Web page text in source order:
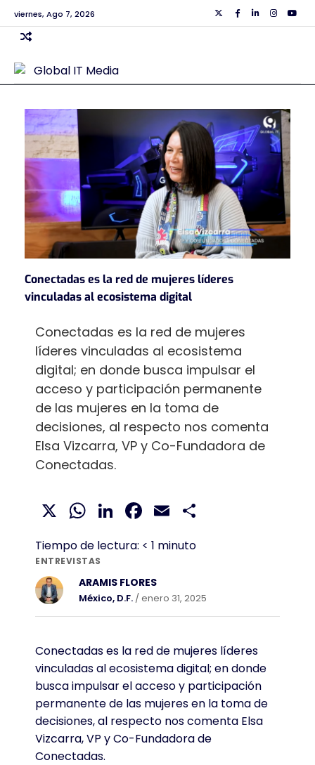
Skip
to
content
viernes, Ago 7, 2026 TwiiterFacebook
Linkedin
Conectadas es la red de mujeres líderes
vinculadas al ecosistema digital
X WhatsApp
LinkedIn
Facebook
Email
Tiempo de lectura: < 1 minuto
ENTREVISTAS
Conectadas es la red de mujeres
líderes vinculadas al ecosistema
digital; en donde busca impulsar el
acceso y participación permanente
de las mujeres en la toma de
decisiones, al respecto nos comenta
Elsa Vizcarra, VP y Co-Fundadora de
Conectadas.
ARAMIS FLORES
México, D.F. / enero 31, 2025
Conectadas es la red de mujeres líderes
vinculadas al ecosistema digital; en donde
busca impulsar el acceso y participación
permanente de las mujeres en la toma de
decisiones, al respecto nos comenta Elsa
Vizcarra, VP y Co-Fundadora de
Conectadas.